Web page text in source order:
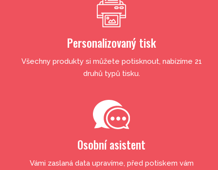
Personalizovaný tisk
Všechny produkty si můžete potisknout, nabízíme 21
druhů typů tisku.
Osobní asistent
Vámi zaslaná data upravíme, před potiskem vám